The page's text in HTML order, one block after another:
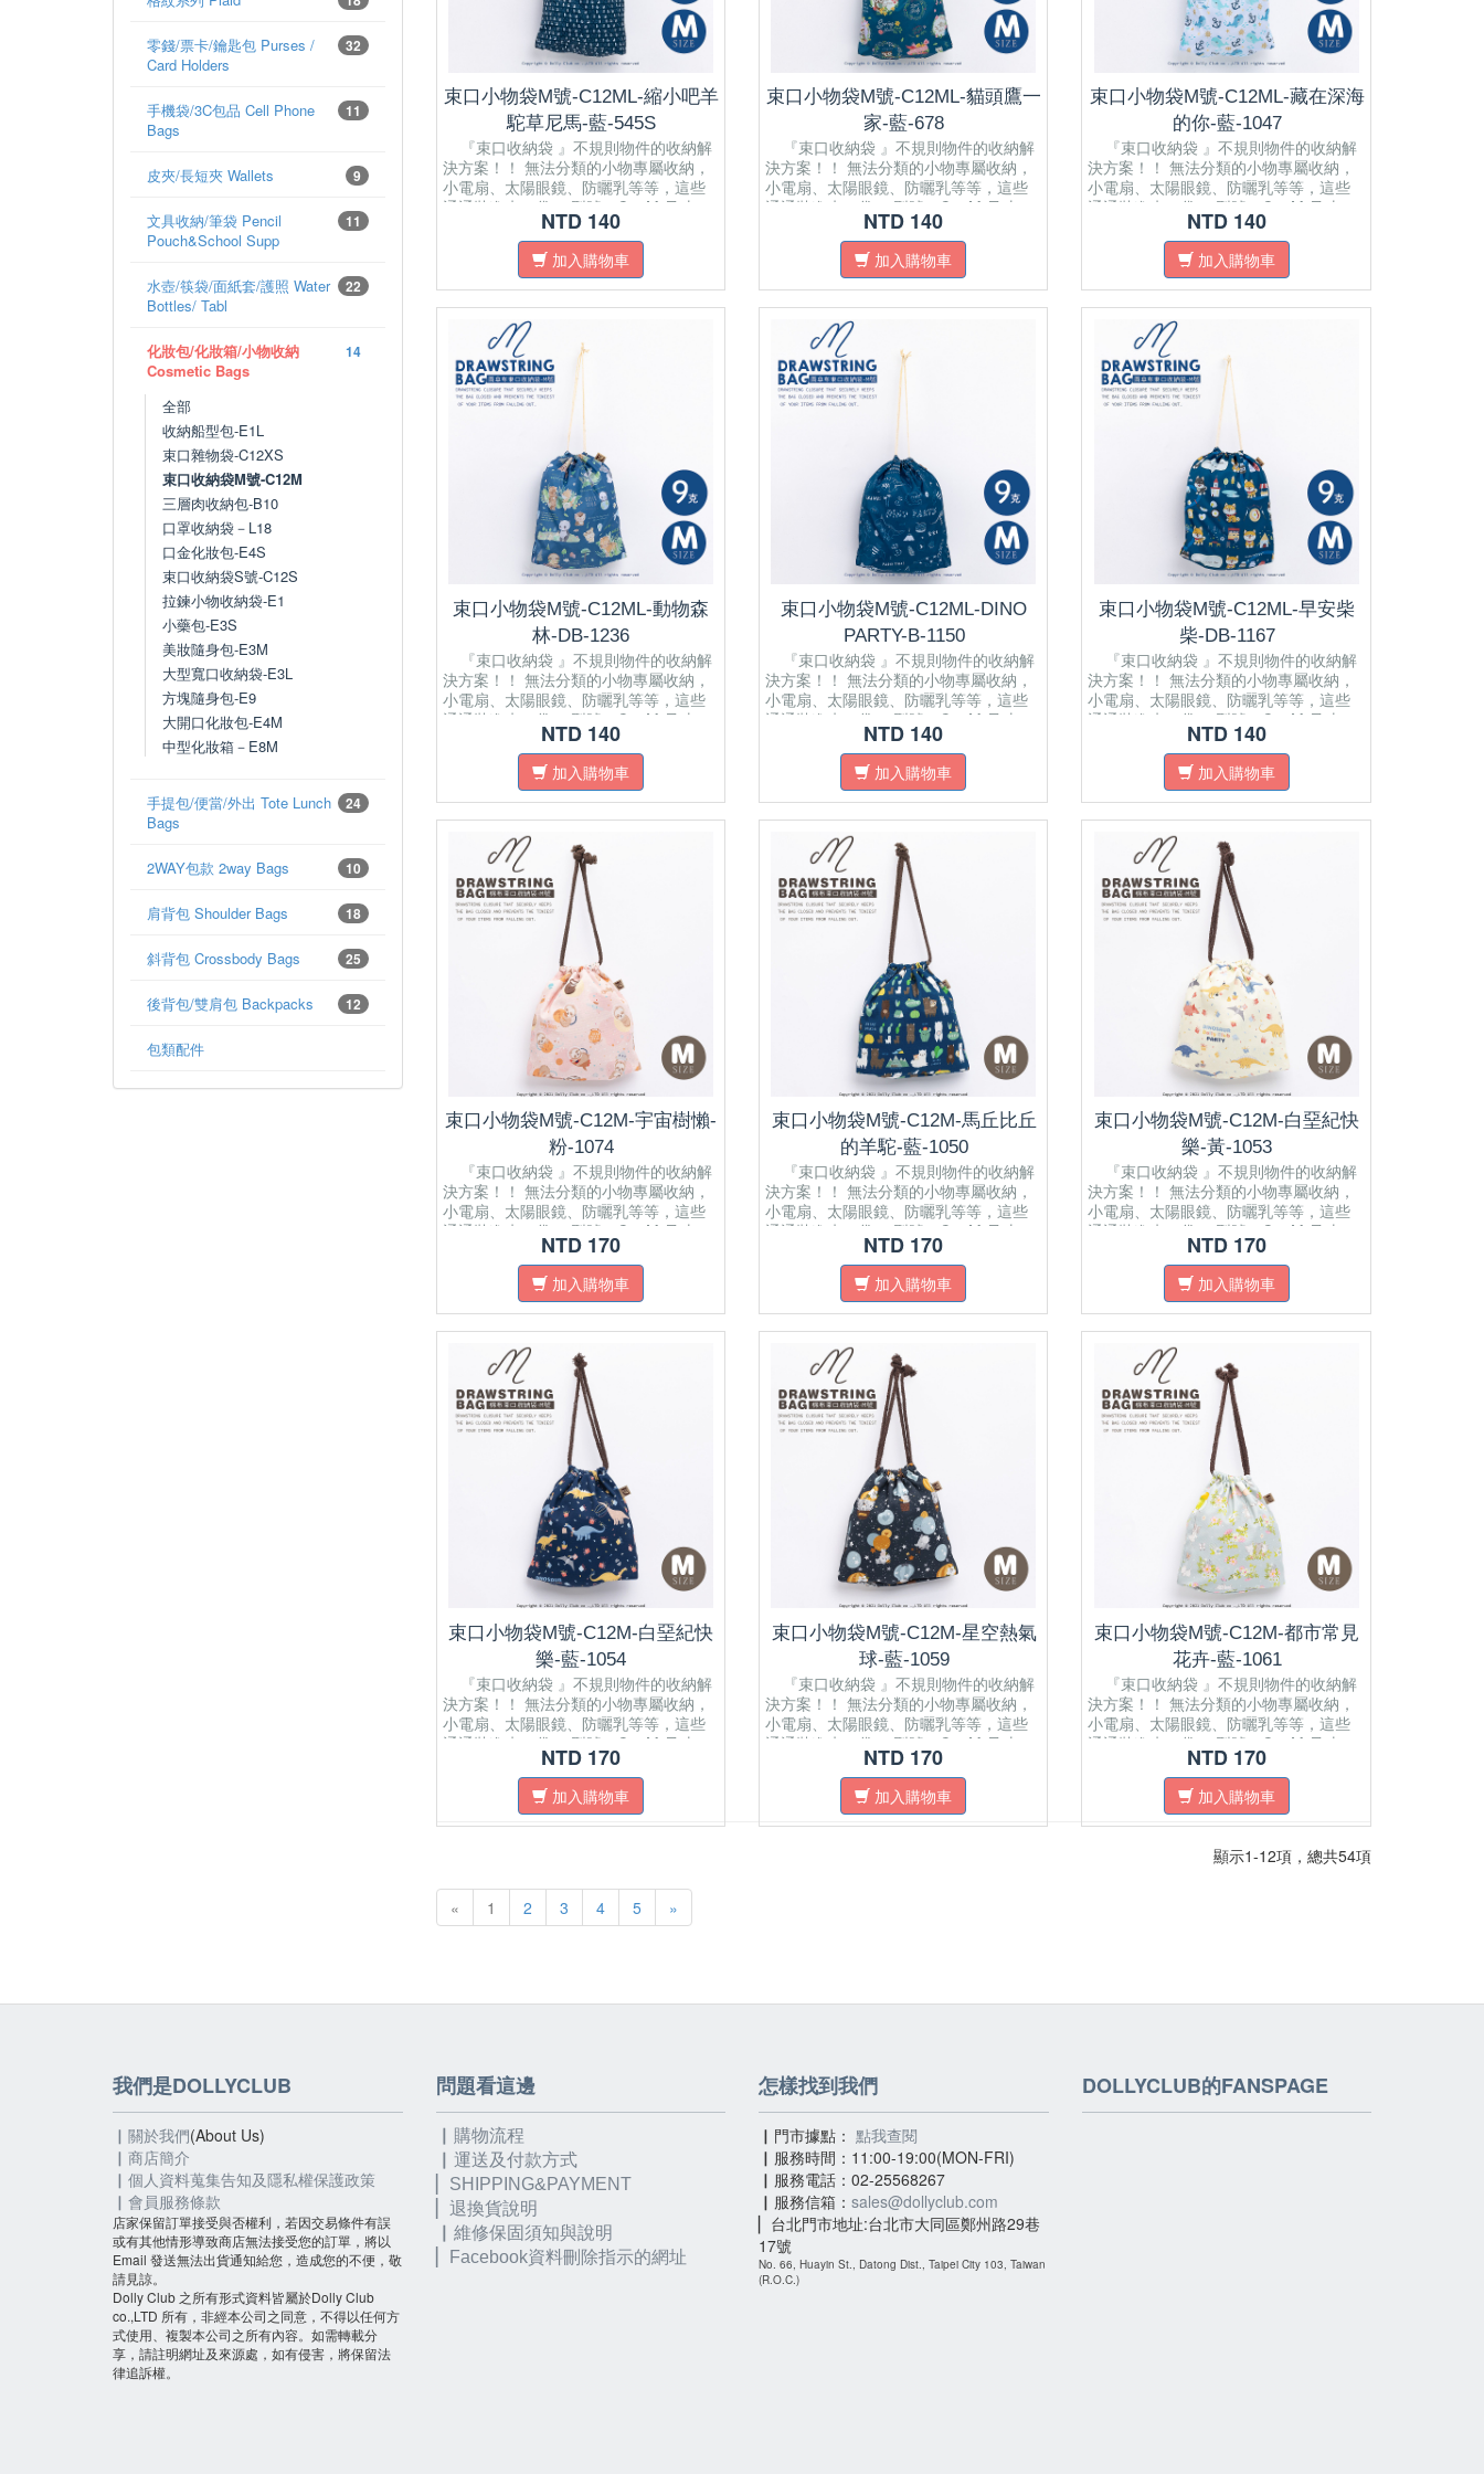
32
零錢/票卡/鑰匙包 Purses /
Card Holders
11
手機袋/3C包品 Cell Phone
Bags
9
皮夾/長短夾 Wallets
11
文具收納/筆袋 Pencil
Pouch&School Supp
22
水壺/筷袋/面紙套/護照 Water
Bottles/ Tabl
14
化妝包/化妝箱/小物收納
Cosmetic Bags
全部
收納船型包-E1L
束口雜物袋-C12XS
束口收納袋M號-C12M
三層肉收納包-B10
口罩收納袋－L18
口金化妝包-E4S
束口收納袋S號-C12S
拉鍊小物收納袋-E1
小藥包-E3S
美妝隨身包-E3M
大型寬口收納袋-E3L
方塊隨身包-E9
大開口化妝包-E4M
中型化妝箱－E8M
24
手提包/便當/外出 Tote Lunch
Bags
10
2WAY包款 2way Bags
18
肩背包 Shoulder Bags
25
斜背包 Crossbody Bags
12
後背包/雙肩包 Backpacks
包類配件
束口小物袋M號-C12ML-縮小吧羊
駝草尼馬-藍-545S
『束口收納袋 』不規則物件的收納解
決方案！！ 無法分類的小物專屬收納，
小電扇、太陽眼鏡、防曬乳等等，這些
通通裝進束口袋。 型號：C12M 尺寸：
22(L) x 0.5(W) x 21(H) cm Drawstring
closure that securely keeps the bag
closed and prevents the tiniest of your
items from falling out. Multi
Purpose/Using: Can be applied to
portable fan, sunglasses, sunscreen,
etc.
NTD 140
加入購物車
束口小物袋M號-C12ML-貓頭鷹一
家-藍-678
『束口收納袋 』不規則物件的收納解
決方案！！ 無法分類的小物專屬收納，
小電扇、太陽眼鏡、防曬乳等等，這些
通通裝進束口袋。 型號：C12M 尺寸：
22(L) x 0.5(W) x 21(H) cm Drawstring
closure that securely keeps the bag
closed and prevents the tiniest of your
items from falling out. Multi
Purpose/Using: Can be applied to
portable fan, sunglasses, sunscreen,
etc.
NTD 140
加入購物車
束口小物袋M號-C12ML-藏在深海
的你-藍-1047
『束口收納袋 』不規則物件的收納解
決方案！！ 無法分類的小物專屬收納，
小電扇、太陽眼鏡、防曬乳等等，這些
通通裝進束口袋。 型號：C12M 尺寸：
22(L) x 0.5(W) x 21(H) cm Drawstring
closure that securely keeps the bag
closed and prevents the tiniest of your
items from falling out. Multi
Purpose/Using: Can be applied to
portable fan, sunglasses, sunscreen,
etc.
NTD 140
加入購物車
束口小物袋M號-C12ML-動物森
林-DB-1236
『束口收納袋 』不規則物件的收納解
決方案！！ 無法分類的小物專屬收納，
小電扇、太陽眼鏡、防曬乳等等，這些
通通裝進束口袋。 型號：C12M 尺寸：
22(L) x 0.5(W) x 21(H) cm Drawstring
closure that securely keeps the bag
closed and prevents the tiniest of your
items from falling out. Multi
Purpose/Using: Can be applied to
portable fan, sunglasses, sunscreen,
etc.
NTD 140
加入購物車
束口小物袋M號-C12ML-DINO
PARTY-B-1150
『束口收納袋 』不規則物件的收納解
決方案！！ 無法分類的小物專屬收納，
小電扇、太陽眼鏡、防曬乳等等，這些
通通裝進束口袋。 型號：C12M 尺寸：
22(L) x 0.5(W) x 21(H) cm Drawstring
closure that securely keeps the bag
closed and prevents the tiniest of your
items from falling out. Multi
Purpose/Using: Can be applied to
portable fan, sunglasses, sunscreen,
etc.
NTD 140
加入購物車
束口小物袋M號-C12ML-早安柴
柴-DB-1167
『束口收納袋 』不規則物件的收納解
決方案！！ 無法分類的小物專屬收納，
小電扇、太陽眼鏡、防曬乳等等，這些
通通裝進束口袋。 型號：C12M 尺寸：
22(L) x 0.5(W) x 21(H) cm Drawstring
closure that securely keeps the bag
closed and prevents the tiniest of your
items from falling out. Multi
Purpose/Using: Can be applied to
portable fan, sunglasses, sunscreen,
etc.
NTD 140
加入購物車
束口小物袋M號-C12M-宇宙樹懶-
粉-1074
『束口收納袋 』不規則物件的收納解
決方案！！ 無法分類的小物專屬收納，
小電扇、太陽眼鏡、防曬乳等等，這些
通通裝進束口袋。 型號：C12M 尺寸：
22(L) x 0.5(W) x 21(H) cm Drawstring
closure that securely keeps the bag
closed and prevents the tiniest of your
items from falling out. Multi
Purpose/Using: Can be applied to
portable fan, sunglasses, sunscreen,
etc.
NTD 170
加入購物車
束口小物袋M號-C12M-馬丘比丘
的羊駝-藍-1050
『束口收納袋 』不規則物件的收納解
決方案！！ 無法分類的小物專屬收納，
小電扇、太陽眼鏡、防曬乳等等，這些
通通裝進束口袋。 型號：C12M 尺寸：
22(L) x 0.5(W) x 21(H) cm Drawstring
closure that securely keeps the bag
closed and prevents the tiniest of your
items from falling out. Multi
Purpose/Using: Can be applied to
portable fan, sunglasses, sunscreen,
etc.
NTD 170
加入購物車
束口小物袋M號-C12M-白堊紀快
樂-黃-1053
『束口收納袋 』不規則物件的收納解
決方案！！ 無法分類的小物專屬收納，
小電扇、太陽眼鏡、防曬乳等等，這些
通通裝進束口袋。 型號：C12M 尺寸：
22(L) x 0.5(W) x 21(H) cm Drawstring
closure that securely keeps the bag
closed and prevents the tiniest of your
items from falling out. Multi
Purpose/Using: Can be applied to
portable fan, sunglasses, sunscreen,
etc.
NTD 170
加入購物車
束口小物袋M號-C12M-白堊紀快
樂-藍-1054
『束口收納袋 』不規則物件的收納解
決方案！！ 無法分類的小物專屬收納，
小電扇、太陽眼鏡、防曬乳等等，這些
通通裝進束口袋。 型號：C12M 尺寸：
22(L) x 0.5(W) x 21(H) cm Drawstring
closure that securely keeps the bag
closed and prevents the tiniest of your
items from falling out. Multi
NTD 170
加入購物車
束口小物袋M號-C12M-星空熱氣
球-藍-1059
『束口收納袋 』不規則物件的收納解
決方案！！ 無法分類的小物專屬收納，
小電扇、太陽眼鏡、防曬乳等等，這些
通通裝進束口袋。 型號：C12M 尺寸：
22(L) x 0.5(W) x 21(H) cm Drawstring
closure that securely keeps the bag
closed and prevents the tiniest of your
items from falling out. Multi
NTD 170
加入購物車
束口小物袋M號-C12M-都市常見
花卉-藍-1061
『束口收納袋 』不規則物件的收納解
決方案！！ 無法分類的小物專屬收納，
小電扇、太陽眼鏡、防曬乳等等，這些
通通裝進束口袋。 型號：C12M 尺寸：
22(L) x 0.5(W) x 21(H) cm Drawstring
closure that securely keeps the bag
closed and prevents the tiniest of your
items from falling out. Multi
portable fan, sunglasses, sunscreen,
NTD 170
加入購物車
« 1 2 3 4 5 »
顯示1-12項，總共54項
我們是DOLLYCLUB
▏關於我們(About Us)
▏ 商店簡介
▏個人資料蒐集告知及隱私權保護政策
▏會員服務條款
店家保留訂單接受與否權利，若因交易條件有誤
或有其他情形導致商店無法接受您的訂單，將以
Email 發送無法出貨通知給您，造成您的不便，敬
請見諒。
Dolly Club 之所有形式資料皆屬於Dolly Club
co.,LTD 所有，非經本公司之同意，不得以任何方
式使用、複製本公司之所有內容。如需轉載分
享，請註明網址及來源處，如有侵害，將保留法
律追訴權。
問題看這邊
▏購物流程
▏運送及付款方式
▏SHIPPING&PAYMENT
▏退換貨說明
▏維修保固須知與說明
Facebook資料刪除指示的網址
怎樣找到我們
▏門市據點： 點我查閱
▏服務時間：11:00-19:00(MON-FRI)
▏服務電話：02-25568267
▏服務信箱： sales@dollyclub.com
▏台北門市地址:台北市大同區鄭州路29巷
17號
No. 66, Huayin St., Datong Dist., Taipei City 103, Taiwan
(R.O.C.)
DOLLYCLUB的FANSPAGE